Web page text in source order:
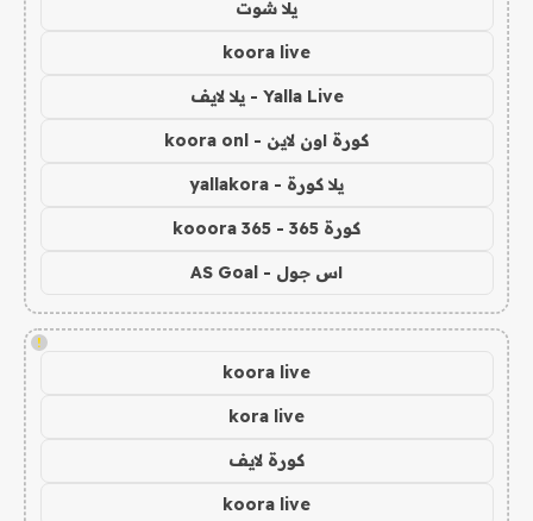
يلا شوت
koora live
Yalla Live - يلا لايف
كورة اون لاين - koora onl
يلا كورة - yallakora
كورة 365 - kooora 365
اس جول - AS Goal
!
koora live
kora live
كورة لايف
koora live